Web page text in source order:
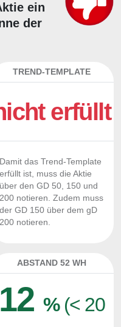
ein
der
TREND-TEMPLATE
erfüllt
Damit das Trend-Template
erfüllt ist, muss die Aktie
über den GD 50, 150 und
200 notieren. Zudem muss
der GD 150 über dem gD
200 notieren.
ABSTAND 52 WH
12% (< 20